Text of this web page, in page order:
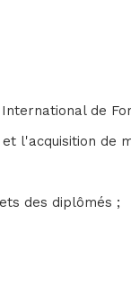
de
l'acquisition de
des diplômés ;